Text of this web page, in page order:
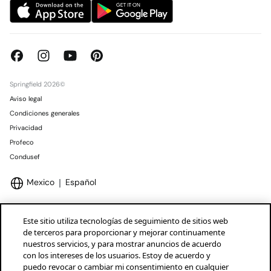
Springfield 2026©
Aviso legal
Condiciones generales
Privacidad
Profeco
Condusef
Mexico Español
Marcas Tendam
Este sitio utiliza tecnologías de seguimiento de sitios web
de terceros para proporcionar y mejorar continuamente
nuestros servicios, y para mostrar anuncios de acuerdo
con los intereses de los usuarios. Estoy de acuerdo y
puedo revocar o cambiar mi consentimiento en cualquier